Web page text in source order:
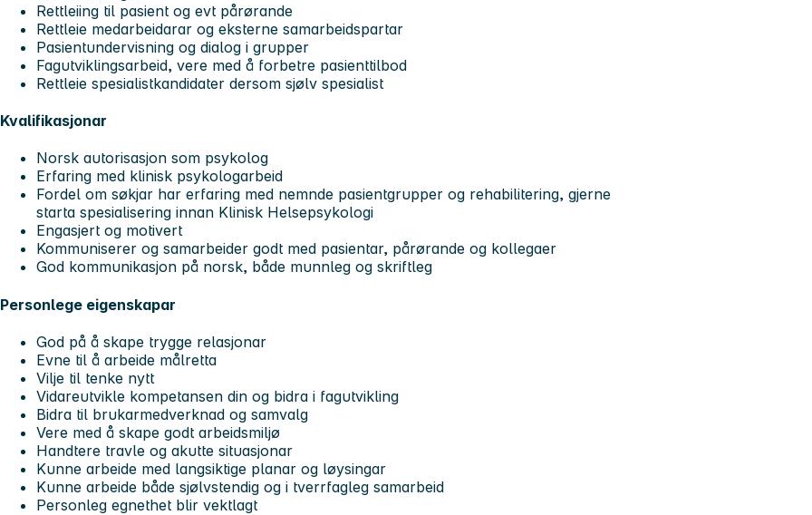
Rettleiing til pasient og evt pårørande
Rettleie medarbeidarar og eksterne samarbeidspartar
Pasientundervisning og dialog i grupper
Fagutviklingsarbeid, vere med å forbetre pasienttilbod
Rettleie spesialistkandidater dersom sjølv spesialist
Kvalifikasjonar
Norsk autorisasjon som psykolog
Erfaring med klinisk psykologarbeid
Fordel om søkjar har erfaring med nemnde pasientgrupper og rehabilitering, gjerne
starta spesialisering innan Klinisk Helsepsykologi
Engasjert og motivert
Kommuniserer og samarbeider godt med pasientar, pårørande og kollegaer
God kommunikasjon på norsk, både munnleg og skriftleg
Personlege eigenskapar
God på å skape trygge relasjonar
Evne til å arbeide målretta
Vilje til tenke nytt
Vidareutvikle kompetansen din og bidra i fagutvikling
Bidra til brukarmedverknad og samvalg
Vere med å skape godt arbeidsmiljø
Handtere travle og akutte situasjonar
Kunne arbeide med langsiktige planar og løysingar
Kunne arbeide både sjølvstendig og i tverrfagleg samarbeid
Personleg egnethet blir vektlagt